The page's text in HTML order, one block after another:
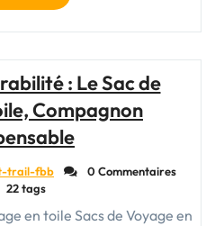
Bagages
Sac
Dos
:
Votre
Compagnon
de
Voyage
: Le Sac de
Compagnon
trail-fbb
0 Commentaires
22 tags
en toile Sacs de Voyage en